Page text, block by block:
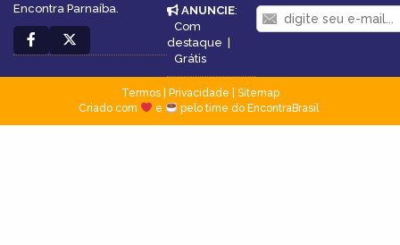
Encontra Parnaíba.
ANUNCIE:
Com
destaque
Grátis
Termos| Privacidade
Sitemap
Criado com
e pelo time do EncontraBrasil